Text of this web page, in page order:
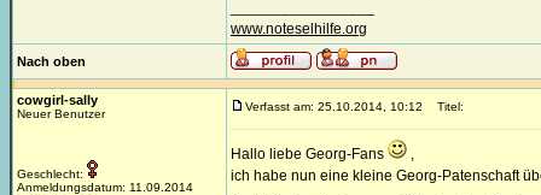
www.noteselhilfe.org
Nach oben
cowgirl-sally
Neuer Benutzer
Geschlecht:
Anmeldungsdatum: 11.09.2014
Verfasst am: 25.10.2014, 10:12 Titel:
Hallo liebe Georg-Fans
,
ich habe nun eine kleine Georg-Patenschaft